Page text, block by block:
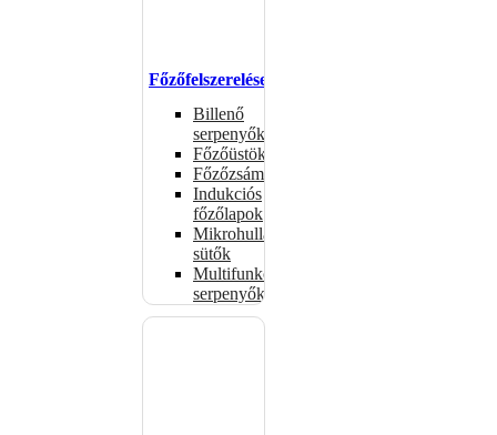
Főzőfelszerelések
Billenő
serpenyők
Főzőüstök
Főzőzsámolyok
Indukciós
főzőlapok
Mikrohullámú
sütők
Multifunkciós
serpenyők